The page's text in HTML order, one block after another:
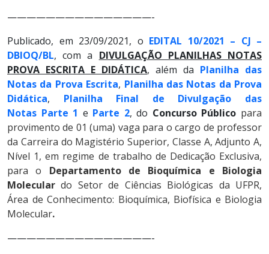
———————————————-
Publicado, em 23/09/2021, o EDITAL 10/2021 – CJ –
DBIOQ/BL, com a DIVULGAÇÃO PLANILHAS NOTAS
PROVA ESCRITA E DIDÁTICA, além da Planilha das
Notas da Prova Escrita, Planilha das Notas da Prova
Didática, Planilha Final de Divulgação das
Notas Parte 1 e Parte 2, do Concurso Público para
provimento de 01 (uma) vaga para o cargo de professor
da Carreira do Magistério Superior, Classe A, Adjunto A,
Nível 1, em regime de trabalho de Dedicação Exclusiva,
para o Departamento de Bioquímica e Biologia
Molecular do Setor de Ciências Biológicas da UFPR,
Área de Conhecimento: Bioquímica, Biofísica e Biologia
Molecular.
———————————————-